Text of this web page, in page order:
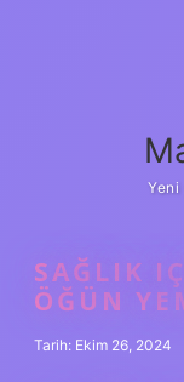
Yeni
SAĞLIK
ÖĞÜN
Tarih: Ekim 26, 2024